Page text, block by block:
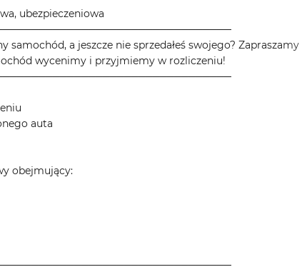
ubezpieczeniowa
samochód, a jeszcze nie sprzedałeś swojego? Zapraszamy
wycenimy i przyjmiemy w rozliczeniu!
auta
obejmujący: